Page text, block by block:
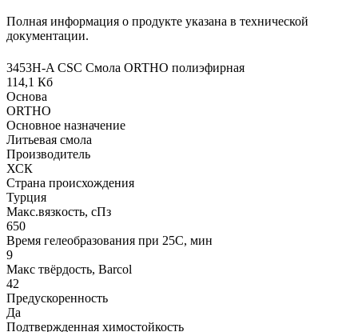
Полная информация о продукте указана в технической
документации.
3453Н-A CSC Смола ORTHO полиэфирная
114,1 Кб
Основа
ORTHO
Основное назначение
Литьевая смола
Производитель
ХСК
Страна происхождения
Турция
Макс.вязкoсть, сПз
650
Время гелеобразования при 25С, мин
9
Макс твёрдость, Barcol
42
Предускоренность
Да
Подтвержденная химостойкость